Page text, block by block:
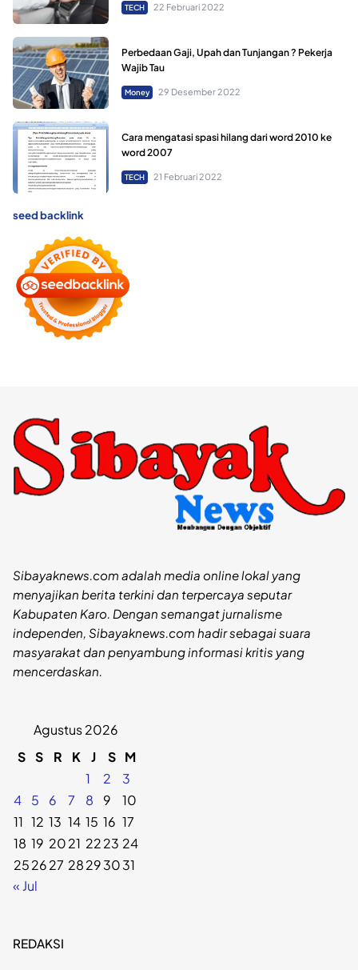
TECH 22 Februari 2022
Perbedaan Gaji, Upah dan Tunjangan ? Pekerja
Wajib Tau
Money 29 Desember 2022
Cara mengatasi spasi hilang dari word 2010 ke
word 2007
TECH 21 Februari 2022
seed backlink
Sibayaknews.com adalah media online lokal yang
menyajikan berita terkini dan terpercaya seputar
Kabupaten Karo. Dengan semangat jurnalisme
independen, Sibayaknews.com hadir sebagai suara
masyarakat dan penyambung informasi kritis yang
mencerdaskan.
Agustus 2026
S S R K J S M
1
2
3
4
5 6 7 8 9
10
11 12 13 14 15 16 17
18 19 2021 2223 24
252627 28293031
« Jul
REDAKSI